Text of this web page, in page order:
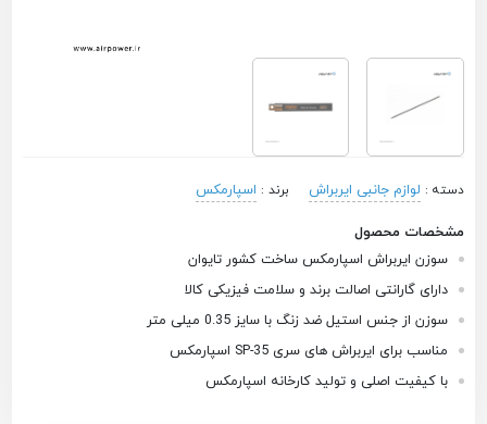
دسته : لوازم جانبی ایربراش برند : اسپارمکس
مشخصات محصول
سوزن ایربراش اسپارمکس ساخت کشور تایوان
دارای گارانتی اصالت برند و سلامت فیزیکی کالا
سوزن از جنس استیل ضد زنگ با سایز 0.35 میلی متر
مناسب برای ایربراش های سری SP-35 اسپارمکس
با کیفیت اصلی و تولید کارخانه اسپارمکس